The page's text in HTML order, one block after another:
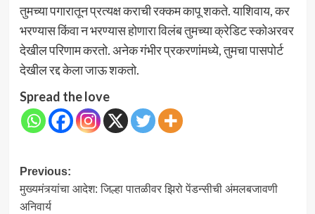
तुमच्या पगारातून प्रत्यक्ष कराची रक्कम कापू शकते. याशिवाय, कर
भरण्यास किंवा न भरण्यास होणारा विलंब तुमच्या क्रेडिट स्कोअरवर
देखील परिणाम करतो. अनेक गंभीर प्रकरणांमध्ये, तुमचा पासपोर्ट
देखील रद्द केला जाऊ शकतो.
Spread the love
Post
navigation
Previous:
मुख्यमंत्र्यांचा आदेश: जिल्हा पातळीवर झिरो पेंडन्सीची अंमलबजावणी
अनिवार्य